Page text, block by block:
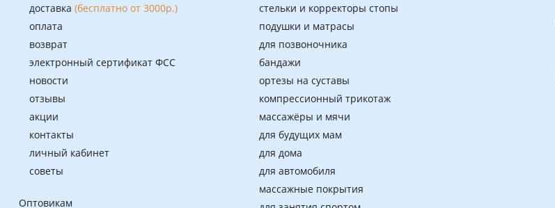
доставка (бесплатно от 3000р.)
оплата
возврат
электронный сертификат ФСС
новости
отзывы
акции
контакты
личный кабинет
советы
Оптовикам
стельки и корректоры стопы
подушки и матрасы
для позвоночника
бандажи
ортезы на суставы
компрессионный трикотаж
массажёры и мячи
для будущих мам
для дома
для автомобиля
массажные покрытия